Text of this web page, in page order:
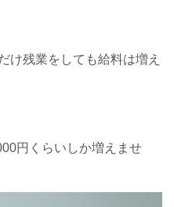
け残業をしても給料は増え
円くらいしか増えませ